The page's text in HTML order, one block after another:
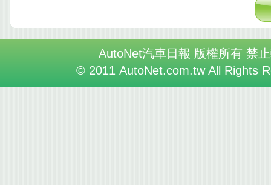
AutoNet汽車日報 版權所有 禁
© 2011 AutoNet.com.tw All Rights